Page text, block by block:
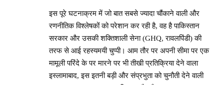
इस पूरे घटनाक्रम में जो बात सबसे ज्यादा चौंकाने वाली और
रणनीतिक विश्लेषकों को परेशान कर रही है, वह है पाकिस्तान
सरकार और उसकी शक्तिशाली सेना (GHQ, रावलपिंडी) की
तरफ से आई रहस्यमयी चुप्पी। आम तौर पर अपनी सीमा पर एक
मामूली परिंदे के पर मारने पर भी तीखी प्रतिक्रिया देने वाला
इस्लामाबाद, इस इतनी बड़ी और संप्रभुता को चुनौती देने वाली